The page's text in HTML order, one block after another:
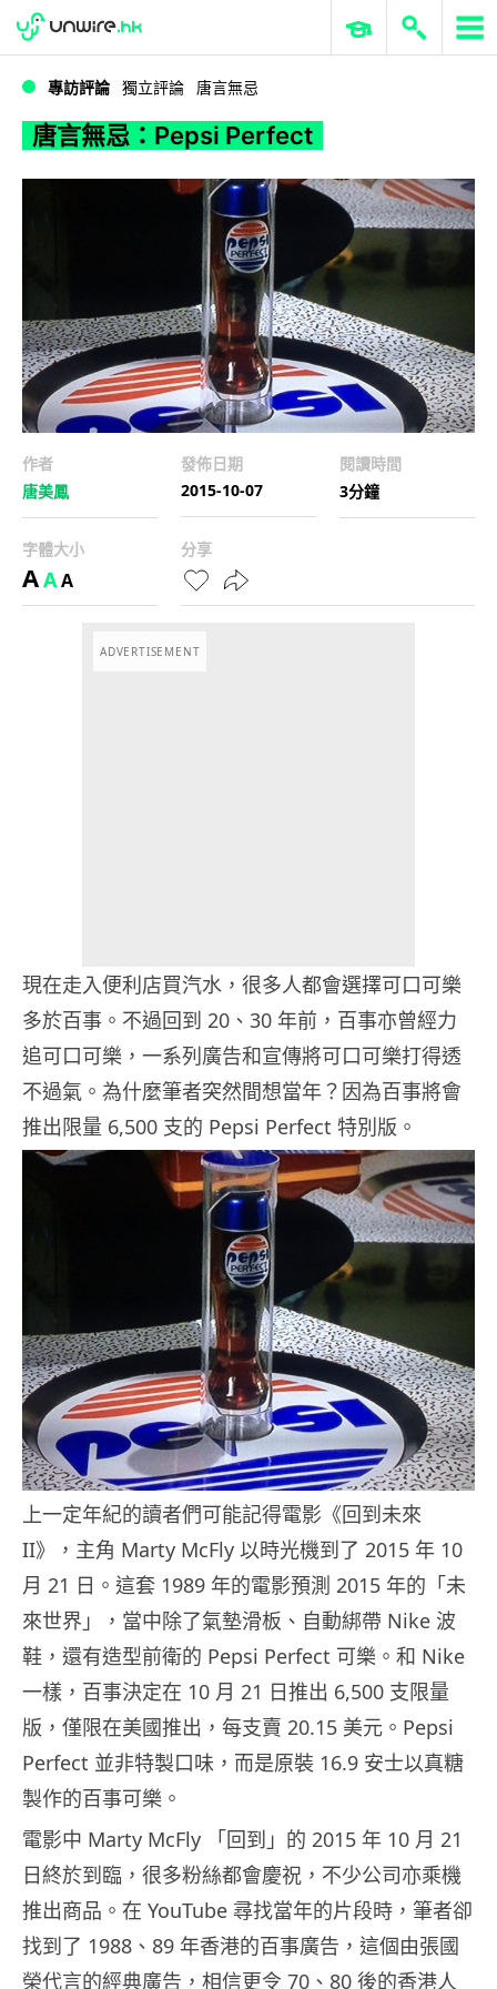
唐言無忌：Pepsi Perfect
WWDC 2026 ERP 與商業 AI
專訪評論 獨立評論 唐言無忌
唐言無忌：Pepsi Perfect
作者
唐美鳳
發佈日期
2015-10-07
閱讀時間
3分鐘
字體大小
AAA
分享
ADVERTISEMENT
現在走入便利店買汽水，很多人都會選擇可口可樂
多於百事。不過回到 20、30 年前，百事亦曾經力
追可口可樂，一系列廣告和宣傳將可口可樂打得透
不過氣。為什麼筆者突然間想當年？因為百事將會
推出限量 6,500 支的 Pepsi Perfect 特別版。
上一定年紀的讀者們可能記得電影《回到未來
II》，主角 Marty McFly 以時光機到了 2015 年 10
月 21 日。這套 1989 年的電影預測 2015 年的「未
來世界」，當中除了氣墊滑板、自動綁帶 Nike 波
鞋，還有造型前衛的 Pepsi Perfect 可樂。和 Nike
一樣，百事決定在 10 月 21 日推出 6,500 支限量
版，僅限在美國推出，每支賣 20.15 美元。Pepsi
Perfect 並非特製口味，而是原裝 16.9 安士以真糖
製作的百事可樂。
電影中 Marty McFly 「回到」的 2015 年 10 月 21
日終於到臨，很多粉絲都會慶祝，不少公司亦乘機
推出商品。在 YouTube 尋找當年的片段時，筆者卻
找到了 1988、89 年香港的百事廣告，這個由張國
榮代言的經典廣告，相信更令 70、80 後的香港人